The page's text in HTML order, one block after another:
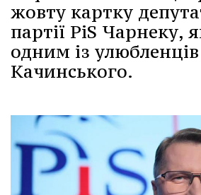
жовту картку
партії PiS Чарнеку,
одним із
Качинського.